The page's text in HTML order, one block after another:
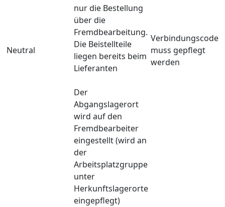
Neutral
nur die Bestellung
über die
Fremdbearbeitung.
Die Beistellteile
liegen bereits beim
Lieferanten
Der
Abgangslagerort
wird auf den
Fremdbearbeiter
eingestellt (wird an
der
Arbeitsplatzgruppe
unter
Herkunftslagerorte
eingepflegt)
Verbindungscode
muss gepflegt
werden